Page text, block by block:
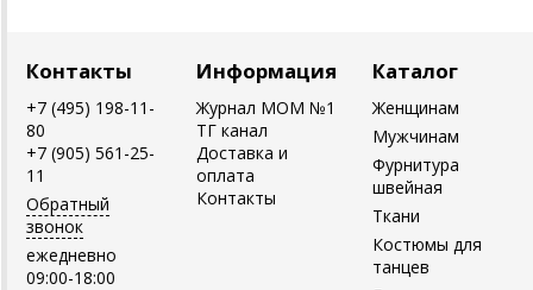
Контакты
+7 (495) 198-11-
80
+7 (905) 561-25-
11
Обратный
звонок
ежедневно
09:00-18:00
Информация
Журнал MOM №1
ТГ канал
Доставка и
оплата
Контакты
Каталог
Женщинам
Мужчинам
Фурнитура
швейная
Ткани
Костюмы для
танцев